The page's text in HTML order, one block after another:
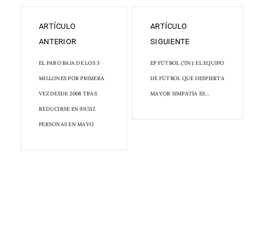
ARTÍCULO
ANTERIOR
EL PARO BAJA DE LOS 3
MILLONES POR PRIMERA
VEZ DESDE 2008 TRAS
REDUCIRSE EN 99.512
PERSONAS EN MAYO
ARTÍCULO
SIGUIENTE
EP FÚTBOL (7JN): EL EQUIPO
DE FÚTBOL QUE DESPIERTA
MAYOR SIMPATÍA ES...